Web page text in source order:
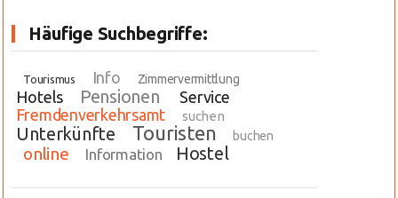
Häufige Suchbegriffe:
Tourismus Info Zimmervermittlung
Hotels Pensionen
Service
Fremdenverkehrsamt
suchen
Unterkünfte Touristen buchen
online Information Hostel